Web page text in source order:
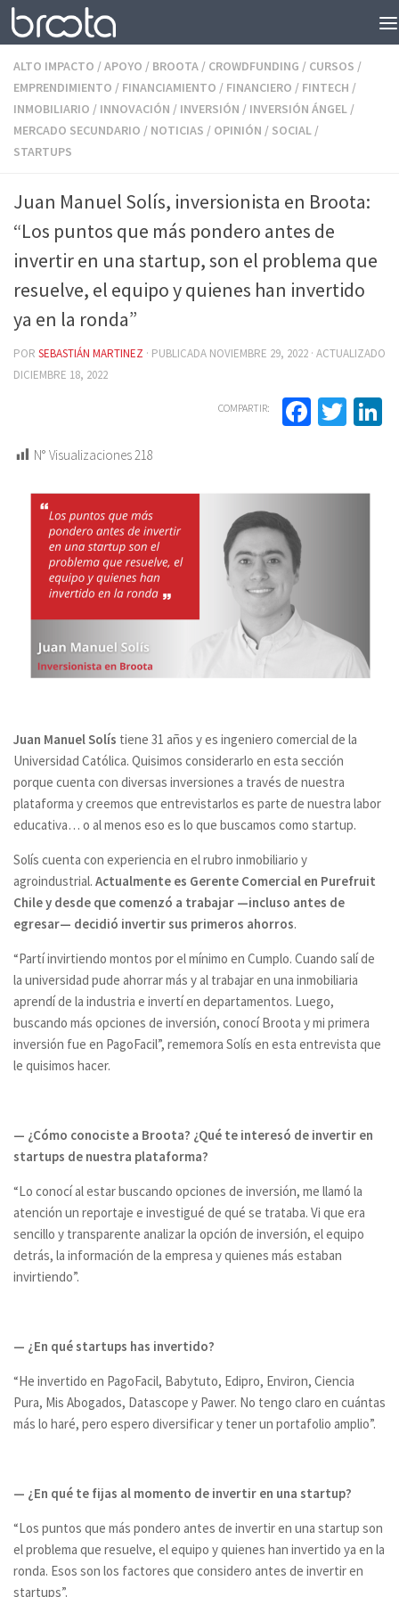
Saltar al contenido
ALTO IMPACTO /APOYO / BROOTA / CROWDFUNDING / CURSOS /
EMPRENDIMIENTO / FINANCIAMIENTO / FINANCIERO / FINTECH /
INMOBILIARIO / INNOVACIÓN / INVERSIÓN / INVERSIÓN ÁNGEL /
MERCADO SECUNDARIO / NOTICIAS / OPINIÓN / SOCIAL /
STARTUPS
Juan Manuel Solís, inversionista en Broota:
“Los puntos que más pondero antes de
invertir en una startup, son el problema que
resuelve, el equipo y quienes han invertido
ya en la ronda”
POR SEBASTIÁN MARTINEZ · PUBLICADA NOVIEMBRE 29, 2022 · ACTUALIZADO
DICIEMBRE 18, 2022
COMPARTIR:
N° Visualizaciones218
Juan Manuel Solís tiene 31 años y es ingeniero comercial de la
Universidad Católica. Quisimos considerarlo en esta sección
porque cuenta con diversas inversiones a través de nuestra
plataforma y creemos que entrevistarlos es parte de nuestra labor
educativa… o al menos eso es lo que buscamos como startup.
Solís cuenta con experiencia en el rubro inmobiliario y
agroindustrial. Actualmente es Gerente Comercial en Purefruit
Chile y desde que comenzó a trabajar —incluso antes de
egresar— decidió invertir sus primeros ahorros.
“Partí invirtiendo montos por el mínimo en Cumplo. Cuando salí de
la universidad pude ahorrar más y al trabajar en una inmobiliaria
aprendí de la industria e invertí en departamentos. Luego,
buscando más opciones de inversión, conocí Broota y mi primera
inversión fue en PagoFacil”, rememora Solís en esta entrevista que
le quisimos hacer.
— ¿Cómo conociste a Broota? ¿Qué te interesó de invertir en
startups de nuestra plataforma?
“Lo conocí al estar buscando opciones de inversión, me llamó la
atención un reportaje e investigué de qué se trataba. Vi que era
sencillo y transparente analizar la opción de inversión, el equipo
detrás, la información de la empresa y quienes más estaban
invirtiendo”.
— ¿En qué startups has invertido?
“He invertido en PagoFacil, Babytuto, Edipro, Environ, Ciencia
Pura, Mis Abogados, Datascope y Pawer. No tengo claro en cuántas
más lo haré, pero espero diversificar y tener un portafolio amplio”.
— ¿En qué te fijas al momento de invertir en una startup?
“Los puntos que más pondero antes de invertir en una startup son
el problema que resuelve, el equipo y quienes han invertido ya en la
ronda. Esos son los factores que considero antes de invertir en
startups”.